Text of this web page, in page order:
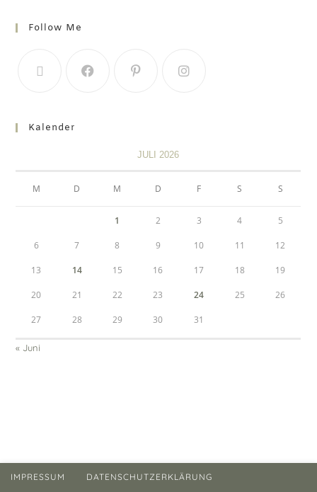
Follow Me
Kalender
JULI 2026
M D M D F S S
1 2 3 4 5
6 7 8 9 10 11 12
13 14 15 16 17 18 19
20 21 22 23 24 25 26
27 28 29 30 31
« Juni
IMPRESSUM DATENSCHUTZERKLÄRUNG